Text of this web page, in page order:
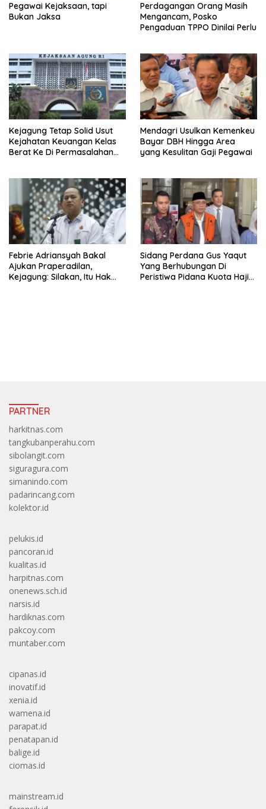
Pegawai Kejaksaan, tapi
Bukan Jaksa
Perdagangan Orang Masih
Mengancam, Posko
Pengaduan TPPO Dinilai Perlu
Kejagung Tetap Solid Usut
Kejahatan Keuangan Kelas
Berat Ke Di Permasalahan
Mendagri Usulkan Kemenkeu
Bayar DBH Hingga Area
yang Kesulitan Gaji Pegawai
Febrie Adriansyah Bakal
Ajukan Praperadilan,
Kejagung: Silakan, Itu Hak
Sidang Perdana Gus Yaqut
Yang Berhubungan Di
Peristiwa Pidana Kuota Haji
PARTNER
harkitnas.com
tangkubanperahu.com
sibolangit.com
siguragura.com
simanindo.com
padarincang.com
kolektor.id
pelukis.id
pancoran.id
kualitas.id
harpitnas.com
onenews.sch.id
narsis.id
hardiknas.com
pakcoy.com
muntaber.com
cipanas.id
inovatif.id
xenia.id
wamena.id
parapat.id
penatapan.id
balige.id
ciomas.id
mainstream.id